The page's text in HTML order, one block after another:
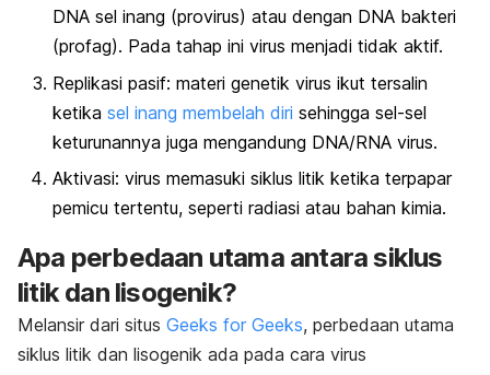
DNA sel inang (provirus) atau dengan DNA bakteri
(profag). Pada tahap ini virus menjadi tidak aktif.
Replikasi pasif: materi genetik virus ikut tersalin
ketika sel inang membelah diri sehingga sel-sel
keturunannya juga mengandung DNA/RNA virus.
Aktivasi: virus memasuki siklus litik ketika terpapar
pemicu tertentu, seperti radiasi atau bahan kimia.
Apa perbedaan utama antara siklus
litik dan lisogenik?
Melansir dari situs Geeks for Geeks, perbedaan utama
siklus litik dan lisogenik ada pada cara virus